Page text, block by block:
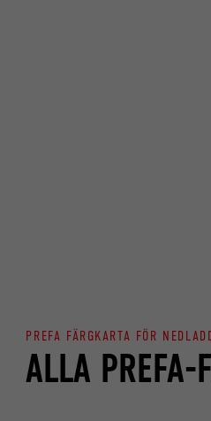
ALLA PREFA-
PREFA FÄRGKARTA FÖR